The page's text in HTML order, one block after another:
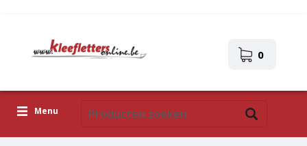
0
Menu